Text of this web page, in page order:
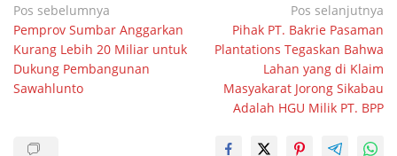
Navigasi
pos
Pos sebelumnya
Pemprov Sumbar Anggarkan
Kurang Lebih 20 Miliar untuk
Dukung Pembangunan
Sawahlunto
Pos selanjutnya
Pihak PT. Bakrie Pasaman
Plantations Tegaskan Bahwa
Lahan yang di Klaim
Masyakarat Jorong Sikabau
Adalah HGU Milik PT. BPP